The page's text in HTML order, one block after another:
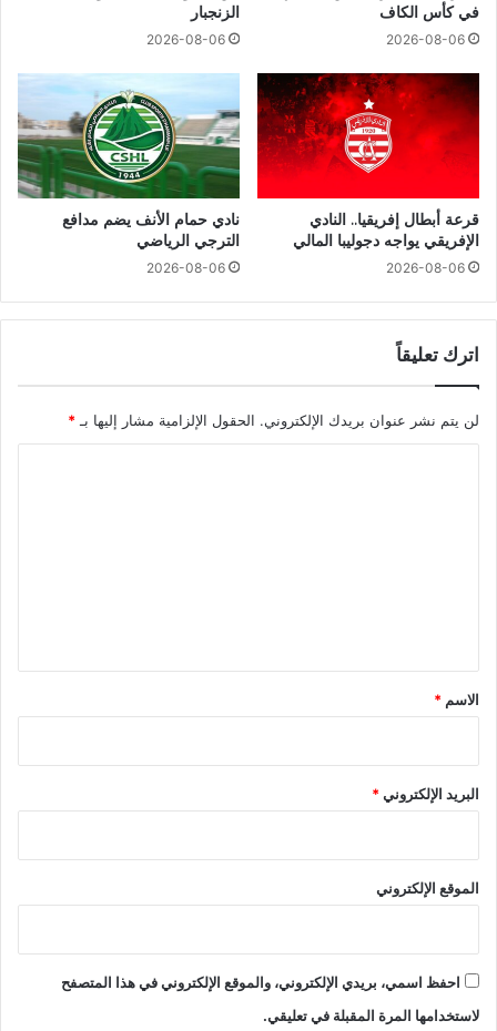
في كأس الكاف
2026-08-06
الزنجبار
2026-08-06
قرعة أبطال إفريقيا.. النادي
الإفريقي يواجه دجوليبا المالي
2026-08-06
نادي حمام الأنف يضم مدافع
الترجي الرياضي
2026-08-06
اترك تعليقاً
لن يتم نشر عنوان بريدك الإلكتروني. الحقول الإلزامية مشار إليها بـ *
*
الاسم *
البريد الإلكتروني*
الموقع الإلكتروني
احفظ اسمي، بريدي الإلكتروني، والموقع الإلكتروني في هذا المتصفح
لاستخدامها المرة المقبلة في تعليقي.